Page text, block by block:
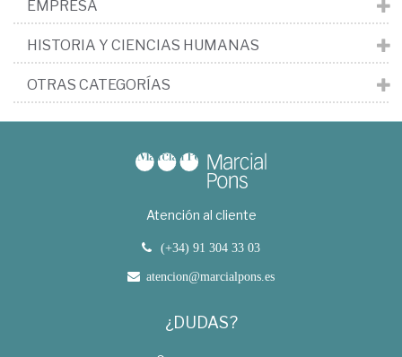
EMPRESA
HISTORIA Y CIENCIAS HUMANAS
OTRAS CATEGORÍAS
Atención al cliente
(+34) 91 304 33 03
atencion@marcialpons.es
¿DUDAS?